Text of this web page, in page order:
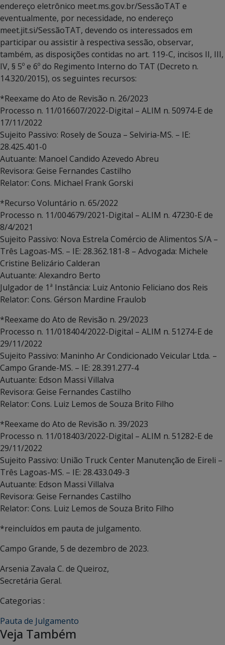
endereço eletrônico meet.ms.gov.br/SessãoTAT e
eventualmente, por necessidade, no endereço
meet.jit.si/SessãoTAT, devendo os interessados em
participar ou assistir à respectiva sessão, observar,
também, as disposições contidas no art. 119-C, incisos II, III,
IV, § 5º e 6º do Regimento Interno do TAT (Decreto n.
14.320/2015), os seguintes recursos:
*Reexame do Ato de Revisão n. 26/2023
Processo n. 11/016607/2022-Digital – ALIM n. 50974-E de
17/11/2022
Sujeito Passivo: Rosely de Souza – Selviria-MS. – IE:
28.425.401-0
Autuante: Manoel Candido Azevedo Abreu
Revisora: Geise Fernandes Castilho
Relator: Cons. Michael Frank Gorski
*Recurso Voluntário n. 65/2022
Processo n. 11/004679/2021-Digital – ALIM n. 47230-E de
8/4/2021
Sujeito Passivo: Nova Estrela Comércio de Alimentos S/A –
Três Lagoas-MS. – IE: 28.362.181-8 – Advogada: Michele
Cristine Belizário Calderan
Autuante: Alexandro Berto
Julgador de 1ª Instância: Luiz Antonio Feliciano dos Reis
Relator: Cons. Gérson Mardine Fraulob
*Reexame do Ato de Revisão n. 29/2023
Processo n. 11/018404/2022-Digital – ALIM n. 51274-E de
29/11/2022
Sujeito Passivo: Maninho Ar Condicionado Veicular Ltda. –
Campo Grande-MS. – IE: 28.391.277-4
Autuante: Edson Massi Villalva
Revisora: Geise Fernandes Castilho
Relator: Cons. Luiz Lemos de Souza Brito Filho
*Reexame do Ato de Revisão n. 39/2023
Processo n. 11/018403/2022-Digital – ALIM n. 51282-E de
29/11/2022
Sujeito Passivo: União Truck Center Manutenção de Eireli –
Três Lagoas-MS. – IE: 28.433.049-3
Autuante: Edson Massi Villalva
Revisora: Geise Fernandes Castilho
Relator: Cons. Luiz Lemos de Souza Brito Filho
*reincluídos em pauta de julgamento.
Campo Grande, 5 de dezembro de 2023.
Arsenia Zavala C. de Queiroz,
Secretária Geral.
Categorias :
Pauta de Julgamento
Veja Também